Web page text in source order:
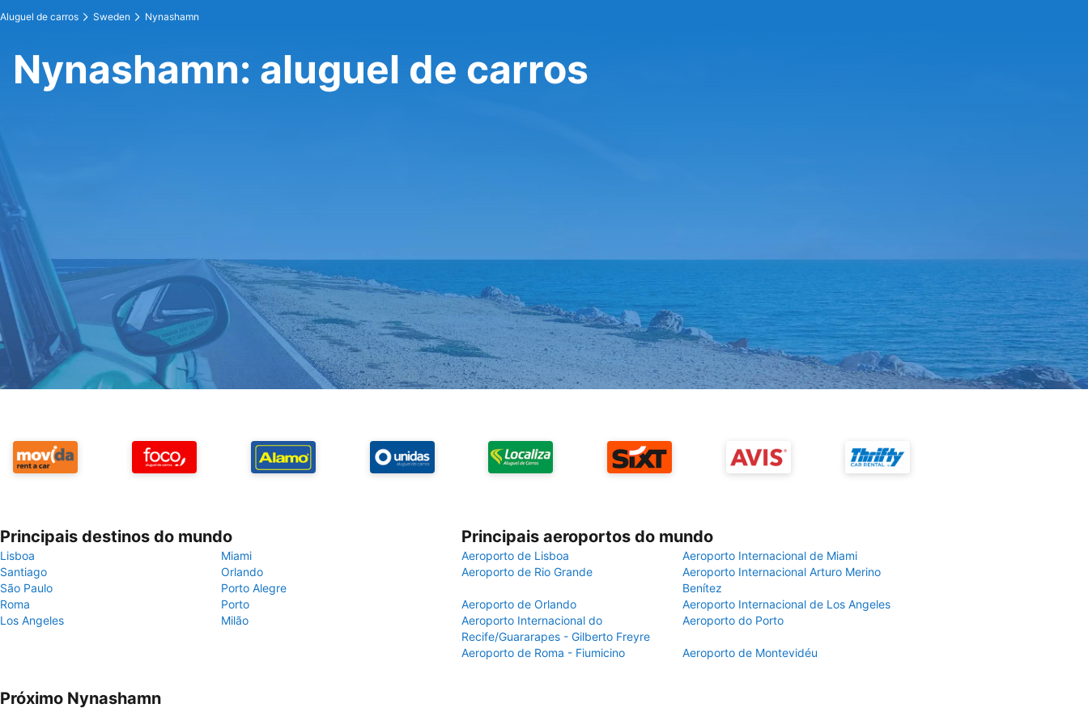
Aluguel de carros Sweden Nynashamn
Nynashamn: aluguel de carros
Principais destinos do mundo
Lisboa
Miami
Santiago
Orlando
São Paulo
Porto Alegre
Roma
Porto
Los Angeles
Milão
Principais aeroportos do mundo
Aeroporto de Lisboa
Aeroporto Internacional de Miami
Aeroporto de Rio Grande
Aeroporto Internacional Arturo Merino
Benítez
Aeroporto de Orlando
Aeroporto Internacional de Los Angeles
Aeroporto Internacional do
Recife/Guararapes - Gilberto Freyre
Aeroporto do Porto
Aeroporto de Roma - Fiumicino Aeroporto de Montevidéu
Próximo Nynashamn